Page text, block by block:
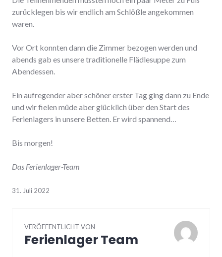
zurücklegen bis wir endlich am Schlößle angekommen
waren.
Vor Ort konnten dann die Zimmer bezogen werden und
abends gab es unsere traditionelle Flädlesuppe zum
Abendessen.
Ein aufregender aber schöner erster Tag ging dann zu Ende
und wir fielen müde aber glücklich über den Start des
Ferienlagers in unsere Betten. Er wird spannend…
Bis morgen!
Das Ferienlager-Team
31. Juli 2022
VERÖFFENTLICHT VON
Ferienlager Team